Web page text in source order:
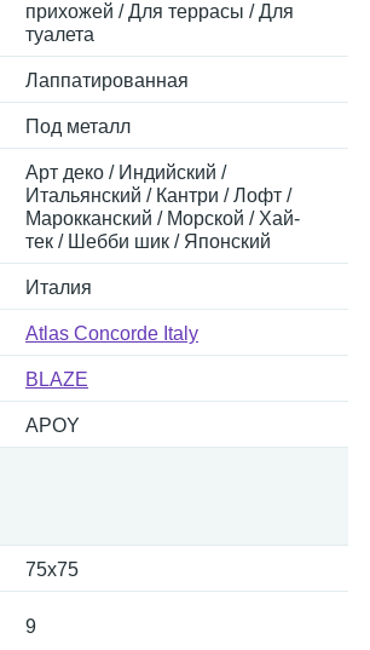
прихожей / Для террасы / Для
туалета
Лаппатированная
Под металл
Арт деко / Индийский /
Итальянский / Кантри / Лофт /
Марокканский / Морской / Хай-
тек / Шебби шик / Японский
Италия
Atlas Concorde Italy
BLAZE
APOY
75x75
9